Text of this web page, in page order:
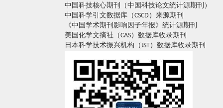
中国科技核心期刊（中国科技论文统计源期刊）
中国科学引文数据库（CSCD）来源期刊
《中国学术期刊影响因子年报》统计源期刊
美国化学文摘社（CAS）数据库收录期刊
日本科学技术振兴机构（JST）数据库收录期刊